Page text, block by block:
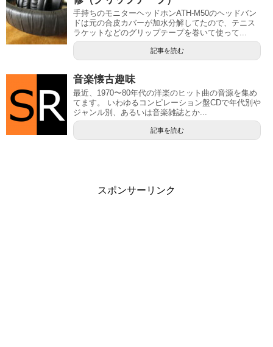
手持ちのモニターヘッドホンATH-M50のヘッドバン
ドは元の合皮カバーが加水分解してたので、テニス
ラケットなどのグリップテープを巻いて使って...
記事を読む
音楽懐古趣味
最近、1970〜80年代の洋楽のヒット曲の音源を集め
てます。 いわゆるコンピレーション盤CDで年代別や
ジャンル別、あるいは音楽雑誌とか...
記事を読む
スポンサーリンク